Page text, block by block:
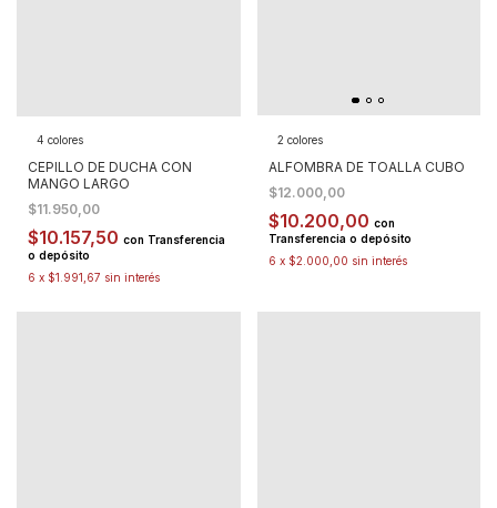
4 colores
CEPILLO DE DUCHA CON
MANGO LARGO
$11.950,00
$10.157,50 con Transferencia
o depósito
6 x $1.991,67 sin interés
2 colores
ALFOMBRA DE TOALLA CUBO
$12.000,00
$10.200,00 con
Transferencia o depósito
6 x $2.000,00 sin interés